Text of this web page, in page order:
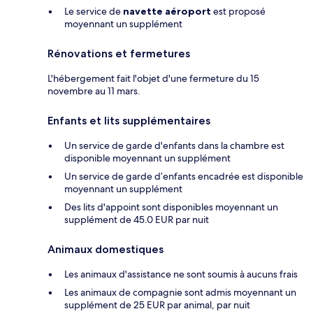
Le service de navette aéroport est proposé
moyennant un supplément
Rénovations et fermetures
L'hébergement fait l'objet d'une fermeture du 15
novembre au 11 mars.
Enfants et lits supplémentaires
Un service de garde d'enfants dans la chambre est
disponible moyennant un supplément
Un service de garde d’enfants encadrée est disponible
moyennant un supplément
Des lits d'appoint sont disponibles moyennant un
supplément de 45.0 EUR par nuit
Animaux domestiques
Les animaux d'assistance ne sont soumis à aucuns frais
Les animaux de compagnie sont admis moyennant un
supplément de 25 EUR par animal, par nuit